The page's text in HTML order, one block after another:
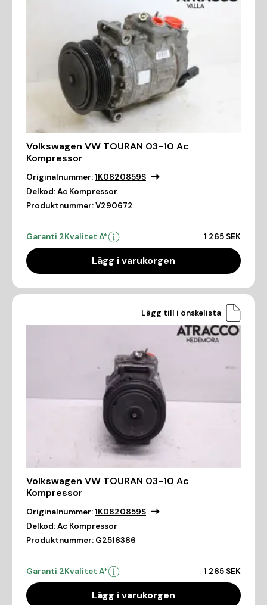
Volkswagen VW TOURAN 03-10 Ac
Kompressor
Originalnummer:1K0820859S
Delkod:Ac Kompressor
Produktnummer:V290672
Garanti 2Kvalitet A* 1 265 SEK
Lägg i varukorgen
Lägg till i önskelista
Volkswagen VW TOURAN 03-10 Ac
Kompressor
Originalnummer:1K0820859S
Delkod:Ac Kompressor
Produktnummer: G2516386
Garanti 2Kvalitet A* 1 265 SEK
Lägg i varukorgen